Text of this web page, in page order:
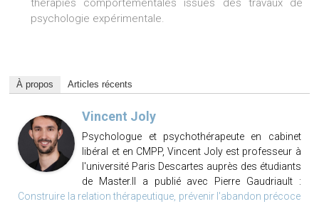
thérapies comportementales issues des travaux de
psychologie expérimentale.
À propos Articles récents
Vincent Joly
Psychologue et psychothérapeute en cabinet
libéral et en CMPP, Vincent Joly est professeur à
l'université Paris Descartes auprès des étudiants
de Master.Il a publié avec Pierre Gaudriault :
Construire la relation thérapeutique, prévenir l'abandon précoce